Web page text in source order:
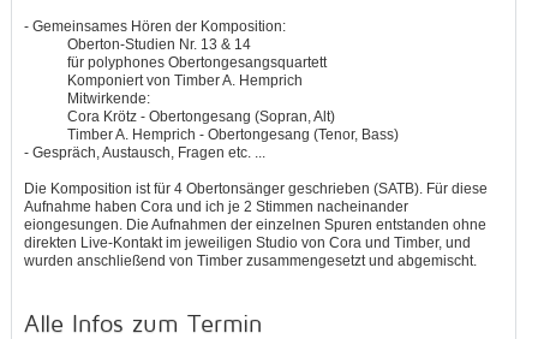
- Gemeinsames Hören der Komposition:
Oberton-Studien Nr. 13 & 14
für polyphones Obertongesangsquartett
Komponiert von Timber A. Hemprich
Mitwirkende:
Cora Krötz - Obertongesang (Sopran, Alt)
Timber A. Hemprich - Obertongesang (Tenor, Bass)
- Gespräch, Austausch, Fragen etc. ...
Die Komposition ist für 4 Obertonsänger geschrieben (SATB). Für diese
Aufnahme haben Cora und ich je 2 Stimmen nacheinander
eiongesungen. Die Aufnahmen der einzelnen Spuren entstanden ohne
direkten Live-Kontakt im jeweiligen Studio von Cora und Timber, und
wurden anschließend von Timber zusammengesetzt und abgemischt.
Alle Infos zum Termin